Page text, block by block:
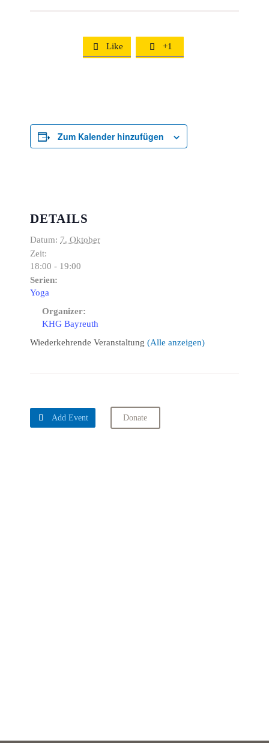
 Like  +1
Zum Kalender hinzufügen
DETAILS
Datum: 7. Oktober
Zeit:
18:00 - 19:00
Serien:
Yoga
Organizer:
KHG Bayreuth
Wiederkehrende Veranstaltung (Alle anzeigen)
 Add Event Donate